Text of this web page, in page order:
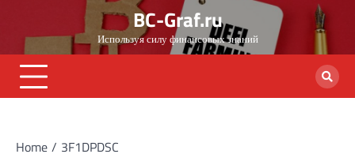
content
BC-Graf.ru
Используя силу финансовых знаний
Home 3F1DPDSC